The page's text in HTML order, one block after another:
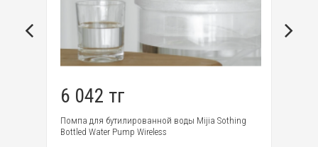
6 042 тг
Помпа для бутилированной воды Mijia Sothing
Bottled Water Pump Wireless